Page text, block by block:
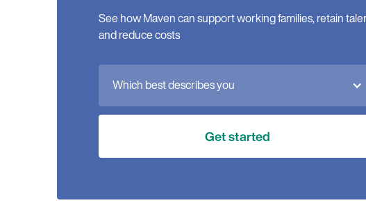
See how Maven can support working families, retain
and reduce costs
Which best describes you
Get started